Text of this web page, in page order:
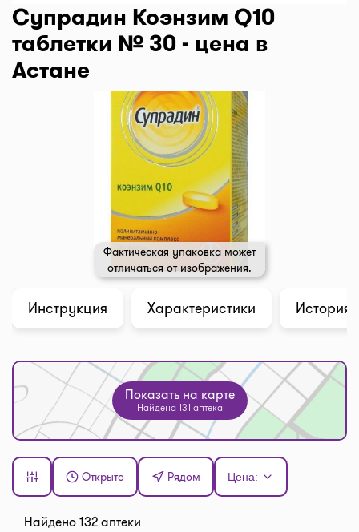
Супрадин Коэнзим Q10
таблетки № 30 - цена в
Астане
Фактическая упаковка может
отличаться от изображения.
Инструкция Характеристики История
Показать на карте
Найдена 131 аптека
Открыто Рядом Цена:
Найдено 132 аптеки